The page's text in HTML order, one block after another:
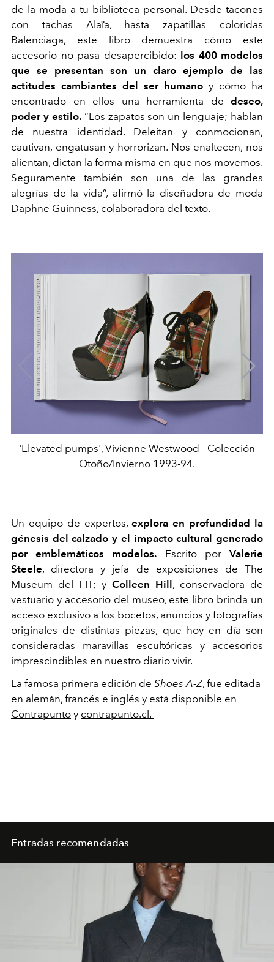
de la moda a tu biblioteca personal. Desde tacones
con tachas Alaïa, hasta zapatillas coloridas
Balenciaga, este libro demuestra cómo este
accesorio no pasa desapercibido: los 400 modelos
que se presentan son un claro ejemplo de las
actitudes cambiantes del ser humano y cómo ha
encontrado en ellos una herramienta de deseo,
poder y estilo.“Los zapatos son un lenguaje; hablan
de nuestra identidad. Deleitan y conmocionan,
cautivan, engatusan y horrorizan. Nos enaltecen, nos
alientan, dictan la forma misma en que nos movemos.
Seguramente también son una de las grandes
alegrías de la vida”, afirmó la diseñadora de moda
Daphne Guinness, colaboradora del texto.
'Elevated pumps', Vivienne Westwood - Colección
Otoño/Invierno 1993-94.
Un equipo de expertos,explora en profundidad la
génesis del calzado y el impacto cultural generado
por emblemáticos modelos. Escrito porValerie
Steele, directora y jefa de exposiciones de The
Museum del FIT; y Colleen Hill , conservadora de
vestuario y accesorio del museo, este libro brinda un
acceso exclusivo a los bocetos, anuncios y fotografías
originales de distintas piezas, que hoy en día son
consideradas maravillas escultóricas y accesorios
imprescindibles en nuestro diario vivir.
La famosa primera edición de Shoes A-Z, fue editada
en alemán, francés e inglés y está disponible en
Contrapunto y contrapunto.cl.
Entradas recomendadas